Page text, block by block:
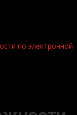
по электронной